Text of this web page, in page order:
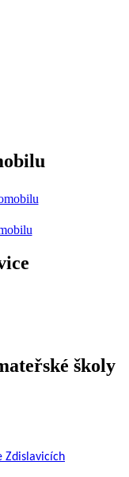
školy
Zdislavicích